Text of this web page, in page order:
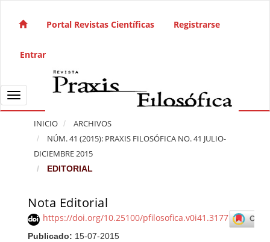
Navegación principal
Barra lateral
Portal Revistas Científicas Registrarse
Entrar
Toggle navigation
INICIO
ARCHIVOS
NÚM. 41 (2015): PRAXIS FILOSÓFICA NO. 41 JULIO-
DICIEMBRE 2015
EDITORIAL
Nota Editorial
https://doi.org/10.25100/pfilosofica.v0i41.3177
Publicado: 15-07-2015
Barra lateral del artículo